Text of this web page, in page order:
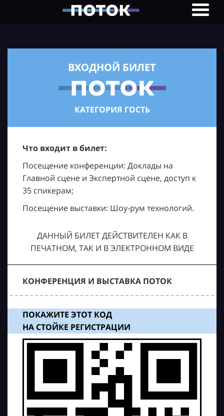
ВХОДНОЙ БИЛЕТ
КАТЕГОРИЯ ГОСТЬ
Что входит в билет:
Посещение конференции: Доклады на
Главной сцене и Экспертной сцене, доступ к
35 спикерам;
Посещение выставки: Шоу-рум технологий.
ДАННЫЙ БИЛЕТ ДЕЙСТВИТЕЛЕН КАК В
ПЕЧАТНОМ, ТАК И В ЭЛЕКТРОННОМ ВИДЕ
КОНФЕРЕНЦИЯ И ВЫСТАВКА ПОТОК
ПОКАЖИТЕ ЭТОТ КОД
НА СТОЙКЕ РЕГИСТРАЦИИ